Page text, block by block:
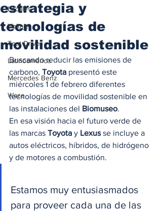
Locales
Voltaje
Test Drive
Latinoamérica
Mercedes Benz
Waze
estrategia y
tecnologías de
movilidad sostenible
Buscando reducir las emisiones de
carbono, Toyota presentó este
miércoles 1 de febrero diferentes
tecnologías de movilidad sostenible en
las instalaciones del Biomuseo.
En esa visión hacia el futuro verde de
las marcas Toyota y Lexus se incluye a
autos eléctricos, híbridos, de hidrógeno
y de motores a combustión.
Estamos muy entusiasmados
para proveer cada una de las